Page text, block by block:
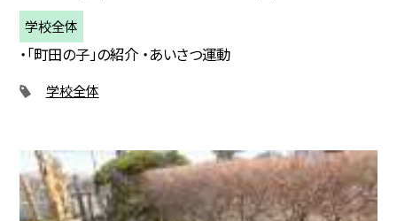
学校全体
・「町田の子」の紹介 ・あいさつ運動
学校全体